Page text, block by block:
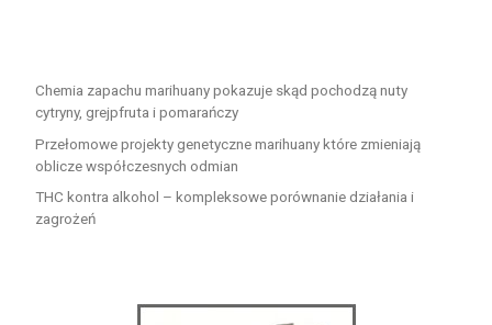
Chemia zapachu marihuany pokazuje skąd pochodzą nuty
cytryny, grejpfruta i pomarańczy
Przełomowe projekty genetyczne marihuany które zmieniają
oblicze współczesnych odmian
THC kontra alkohol – kompleksowe porównanie działania i
zagrożeń